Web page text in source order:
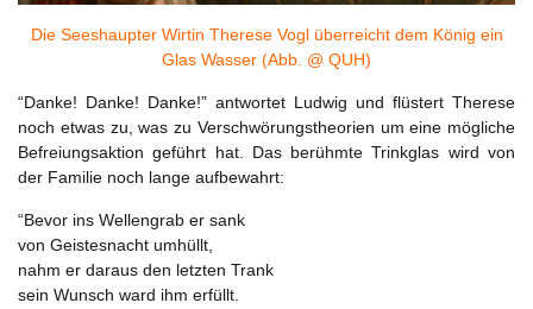
Die Seeshaupter Wirtin Therese Vogl überreicht dem König ein
Glas Wasser (Abb. @ QUH)
“Danke! Danke! Danke!” antwortet Ludwig und flüstert Therese
noch etwas zu, was zu Verschwörungstheorien um eine mögliche
Befreiungsaktion geführt hat. Das berühmte Trinkglas wird von
der Familie noch lange aufbewahrt:
“Bevor ins Wellengrab er sank
von Geistesnacht umhüllt,
nahm er daraus den letzten Trank
sein Wunsch ward ihm erfüllt.